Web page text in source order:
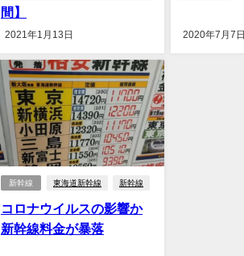
間】
2021年1月13日 2020年7月7日
新幹線 東海道新幹線 新幹線
コロナウイルスの影響か
新幹線料金が暴落